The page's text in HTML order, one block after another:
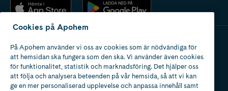
Apotek med tillstånd
av Läkemedelsverket
Cookies på Apohem
På Apohem använder vi oss av cookies som är nödvändiga för
att hemsidan ska fungera som den ska. Vi använder även cookies
för funktionalitet, statistik och marknadsföring. Det hjälper oss
att följa och analysera beteenden på vår hemsida, så att vi kan
ge en mer personaliserad upplevelse och anpassa innehåll samt